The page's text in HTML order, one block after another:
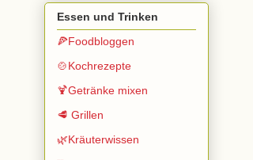
Essen und Trinken
🍕Foodbloggen
🍲Kochrezepte
🍹Getränke mixen
🥩 Grillen
🌿Kräuterwissen